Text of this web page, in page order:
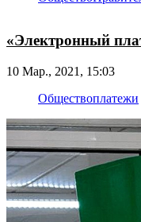
«Электронный
10 Мар., 2021, 15:03
Обществоплатежи